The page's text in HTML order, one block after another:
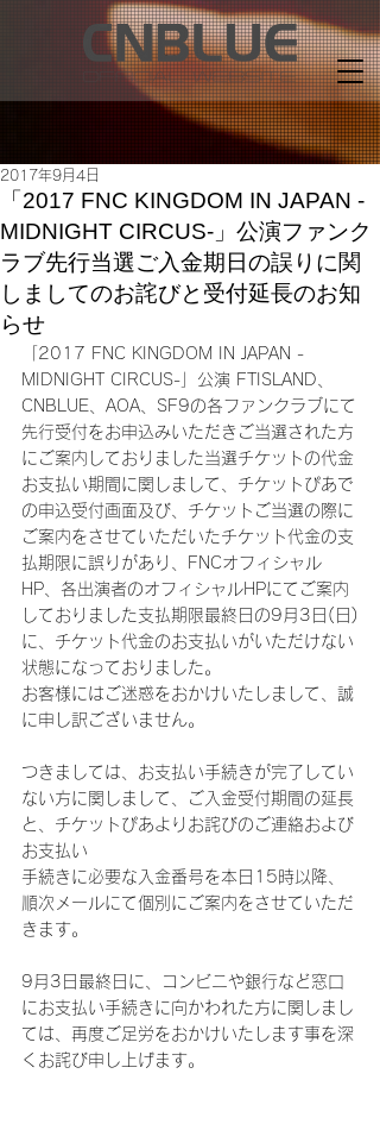
「2017 FNC KINGDOM IN JAPAN -
MIDNIGHT CIRCUS-」公演ファンク
ラブ先行当選ご入金期日の誤りに関
しましてのお詫びと受付延長のお知
らせ
2017年9月4日
「2017 FNC KINGDOM IN JAPAN -
MIDNIGHT CIRCUS-」公演 FTISLAND、
CNBLUE、AOA、SF9の各ファンクラブにて
先行受付をお申込みいただきご当選された方
にご案内しておりました当選チケットの代金
お支払い期間に関しまして、チケットぴあで
の申込受付画面及び、チケットご当選の際に
ご案内をさせていただいたチケット代金の支
払期限に誤りがあり、FNCオフィシャル
HP、各出演者のオフィシャルHPにてご案内
しておりました支払期限最終日の9月3日(日)
に、チケット代金のお支払いがいただけない
状態になっておりました。
お客様にはご迷惑をおかけいたしまして、誠
に申し訳ございません。
つきましては、お支払い手続きが完了してい
ない方に関しまして、ご入金受付期間の延長
と、チケットぴあよりお詫びのご連絡および
お支払い
手続きに必要な入金番号を本日15時以降、
順次メールにて個別にご案内をさせていただ
きます。
9月3日最終日に、コンビニや銀行など窓口
にお支払い手続きに向かわれた方に関しまし
ては、再度ご足労をおかけいたします事を深
くお詫び申し上げます。